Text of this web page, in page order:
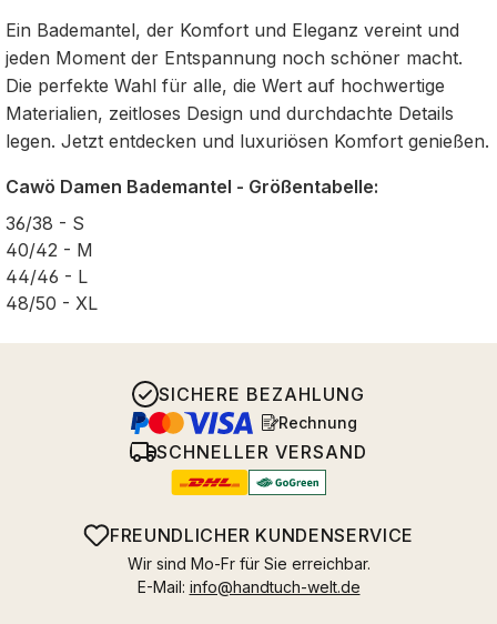
Ein Bademantel, der Komfort und Eleganz vereint und
jeden Moment der Entspannung noch schöner macht.
Die perfekte Wahl für alle, die Wert auf hochwertige
Materialien, zeitloses Design und durchdachte Details
legen. Jetzt entdecken und luxuriösen Komfort genießen.
Cawö Damen Bademantel - Größentabelle:
36/38 - S
40/42 - M
44/46 - L
48/50 - XL
SICHERE BEZAHLUNG
Rechnung
SCHNELLER VERSAND
FREUNDLICHER KUNDENSERVICE
Wir sind Mo-Fr für Sie erreichbar.
E-Mail: info@handtuch-welt.de